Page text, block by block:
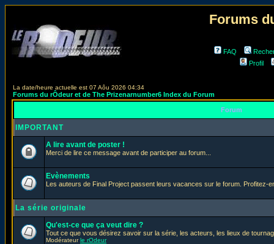
Forums
FAQ
Profil
La date/heure actuelle est 07 Aôu 2026 04:34
Forums du rÔdeur et de The Prizenarnumber6 Index du Forum
Forum
IMPORTANT
A lire avant de poster !
Merci de lire ce message avant de participer au forum...
Evènements
Les auteurs de Final Project passent leurs vacances sur le forum. Profitez-
La série originale
Qu'est-ce que ça veut dire ?
Tout ce que vous désirez savoir sur la série, les acteurs, les lieux de
Modérateurle rOdeur